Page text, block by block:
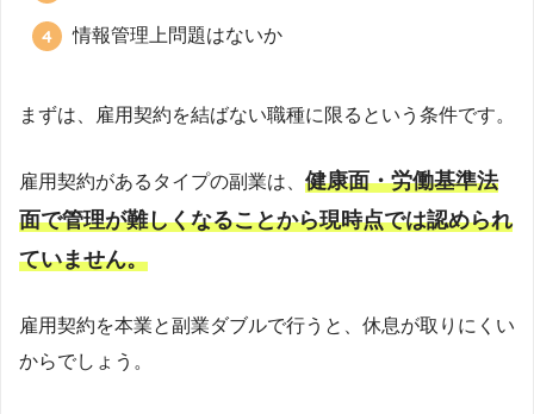
情報管理上問題はないか
まずは、雇用契約を結ばない職種に限るという条件です。
雇用契約があるタイプの副業は、 健康面・労働基準法
面で管理が難しくなることから現時点では認められ
ていません。
雇用契約を本業と副業ダブルで行うと、休息が取りにくい
からでしょう。